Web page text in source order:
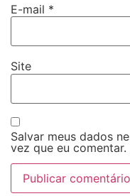
E-mail *
Site
Salvar meus dados
vez que eu comentar.